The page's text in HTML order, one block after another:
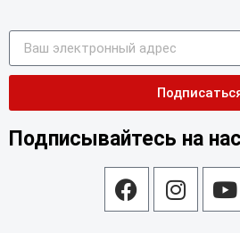
Подписывайтесь на